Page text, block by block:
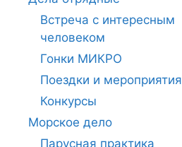
Встреча с интересным
человеком
Гонки МИКРО
Поездки и мероприятия
Конкурсы
Морское дело
Парусная практика